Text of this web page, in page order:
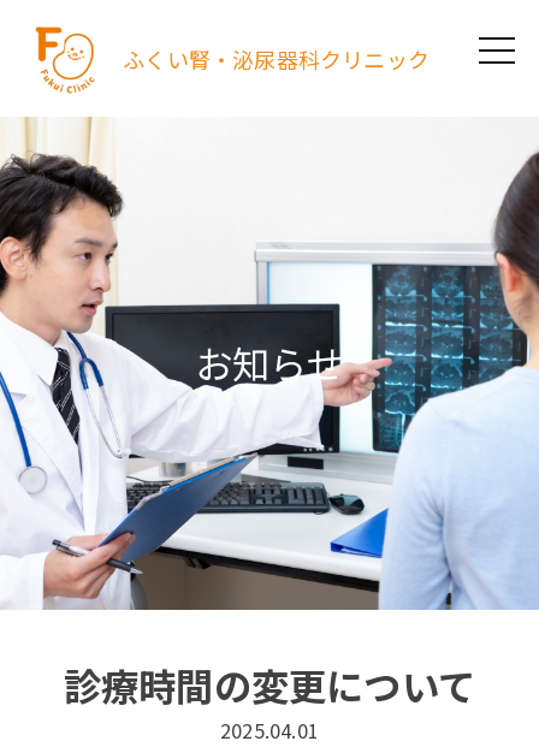
ふくい腎・泌尿器科クリニック
お知らせ
診療時間の変更について
2025.04.01